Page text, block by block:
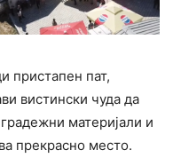
пристапен пат,
вистински чуда да
материјали и
прекрасно место.